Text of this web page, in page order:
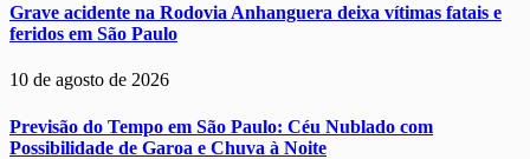
Grave acidente na Rodovia Anhanguera deixa vítimas fatais e
feridos em São Paulo
10 de agosto de 2026
Previsão do Tempo em São Paulo: Céu Nublado com
Possibilidade de Garoa e Chuva à Noite